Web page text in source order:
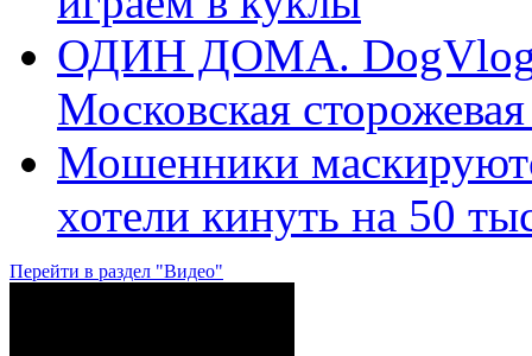
ОДИН ДОМА. DogVlog.
Московская
Мошенники
хотели кинуть на 50
Перейти в раздел "Видео"